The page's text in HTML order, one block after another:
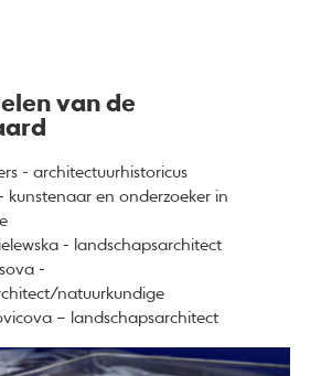
van de
- architectuurhistoricus
kunstenaar en onderzoeker in
- landschapsarchitect
-
natuurkundige
– landschapsarchitect